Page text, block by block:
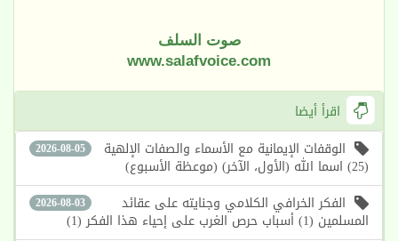
صوت السلف
www.salafvoice.com
اقرأ أيضا
2026-08-05 الوقفات الإيمانية مع الأسماء والصفات الإلهية
(25) اسما الله (الأول، الآخر) (موعظة الأسبوع)
2026-08-03 الفكر الخرافي الكلامي وجنايته على عقائد
المسلمين (1) أسباب حرص الغرب على إحياء هذا الفكر (1)